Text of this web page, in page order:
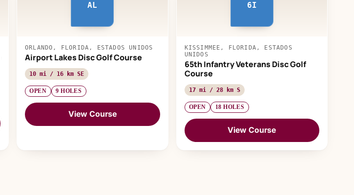
AL
ORLANDO, FLORIDA, ESTADOS UNIDOS
Airport Lakes Disc Golf Course
10 mi / 16 km SE
OPEN 9 HOLES
View Course
6I
KISSIMMEE, FLORIDA, ESTADOS
UNIDOS
65th Infantry Veterans Disc Golf
Course
17 mi / 28 km S
OPEN 18 HOLES
View Course